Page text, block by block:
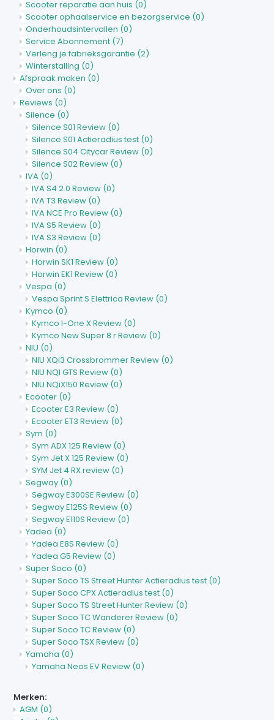
Scooter reparatie aan huis (0)
Scooter ophaalservice en bezorgservice (0)
Onderhoudsintervallen (0)
Service Abonnement (7)
Verleng je fabrieksgarantie (2)
Winterstalling (0)
Afspraak maken (0)
Over ons (0)
Reviews (0)
Silence (0)
Silence S01 Review (0)
Silence S01 Actieradius test (0)
Silence S04 Citycar Review (0)
Silence S02 Review (0)
IVA (0)
IVA S4 2.0 Review (0)
IVA T3 Review (0)
IVA NCE Pro Review (0)
IVA S5 Review (0)
IVA S3 Review (0)
Horwin (0)
Horwin SK1 Review (0)
Horwin EK1 Review (0)
Vespa (0)
Vespa Sprint S Elettrica Review (0)
Kymco (0)
Kymco I-One X Review (0)
Kymco New Super 8 r Review (0)
NIU (0)
NIU XQi3 Crossbrommer Review (0)
NIU NQI GTS Review (0)
NIU NQiX150 Review (0)
Ecooter (0)
Ecooter E3 Review (0)
Ecooter ET3 Review (0)
Sym (0)
Sym ADX 125 Review (0)
Sym Jet X 125 Review (0)
SYM Jet 4 RX review (0)
Segway (0)
Segway E300SE Review (0)
Segway E125S Review (0)
Segway E110S Review (0)
Yadea (0)
Yadea E8S Review (0)
Yadea G5 Review (0)
Super Soco (0)
Super Soco TS Street Hunter Actieradius test (0)
Super Soco CPX Actieradius test (0)
Super Soco TS Street Hunter Review (0)
Super Soco TC Wanderer Review (0)
Super Soco TC Review (0)
Super Soco TSX Review (0)
Yamaha (0)
Yamaha Neos EV Review (0)
Merken:
AGM (0)